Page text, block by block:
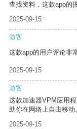
查找资料，这款app的
2025-09-15
游客
这款app的用户评论非
2025-09-15
游客
这款加速器VPM应用
助你在网络上自由移动
2025-09-15